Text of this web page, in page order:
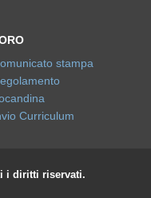
stampa
Curriculum
i diritti riservati.